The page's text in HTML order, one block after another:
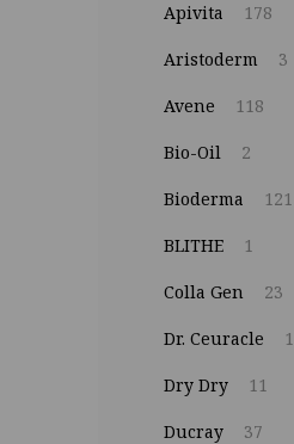
Apivita 178
Aristoderm 3
Avene 118
Bio-Oil 2
Bioderma 121
BLITHE 1
Colla Gen 23
Dr. Ceuracle 1
Dry Dry 11
Ducray 37